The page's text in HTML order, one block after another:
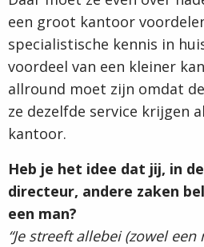
een groot kantoor
specialistische kennis in
voordeel van een kleiner
allround moet zijn omdat
ze dezelfde service krijgen
kantoor.
Heb je het idee dat jij, in
directeur, andere zaken
een man?
“Je streeft allebei (zowel